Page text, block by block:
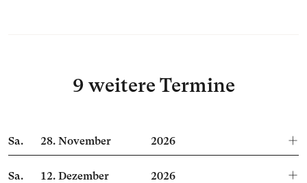
9 weitere Termine
Sa. 28.November 2026
Sa. 12.Dezember 2026